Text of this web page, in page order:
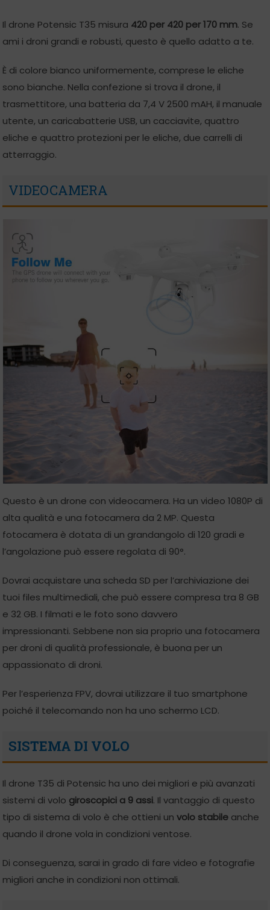
Il drone Potensic T35 misura 420 per 420 per 170 mm. Se
ami i droni grandi e robusti, questo è quello adatto a te.
È di colore bianco uniformemente, comprese le eliche
sono bianche. Nella confezione si trova il drone, il
trasmettitore, una batteria da 7,4 V 2500 mAH, il manuale
utente, un caricabatterie USB, un cacciavite, quattro
eliche e quattro protezioni per le eliche, due carrelli di
atterraggio.
VIDEOCAMERA
Questo è un drone con videocamera. Ha un video 1080P di
alta qualità e una fotocamera da 2 MP. Questa
fotocamera è dotata di un grandangolo di 120 gradi e
l’angolazione può essere regolata di 90°.
Dovrai acquistare una scheda SD per l’archiviazione dei
tuoi files multimediali, che può essere compresa tra 8 GB
e 32 GB. I filmati e le foto sono davvero
impressionanti. Sebbene non sia proprio una fotocamera
per droni di qualità professionale, è buona per un
appassionato di droni.
Per l’esperienza FPV, dovrai utilizzare il tuo smartphone
poiché il telecomando non ha uno schermo LCD.
SISTEMA DI VOLO
Il drone T35 di Potensic ha uno dei migliori e più avanzati
sistemi di volo giroscopici a 9 assi. Il vantaggio di questo
tipo di sistema di volo è che ottieni unvolo stabile anche
quando il drone vola in condizioni ventose.
Di conseguenza, sarai in grado di fare video e fotografie
migliori anche in condizioni non ottimali.